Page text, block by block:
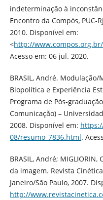
indeterminação à
Encontro da Compós, PUC-
2010. Disponível em:
<http://
Acesso em: 06 jul. 2020.
BRASIL, André.
Biopolítica e Experiência
Programa de Pós-
Comunicação) –
2008. Disponível em:
08/resumo_7836.html.
BRASIL, André;
da imagem. Revista
Janeiro/São Paulo, 2007.
http://